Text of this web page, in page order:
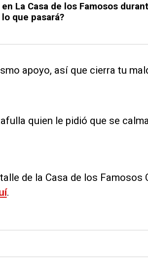
La Casa de los Famosos
que pasará?
apoyo, así que cierra tu
quien le pidió que se
de la Casa de los Famosos
.